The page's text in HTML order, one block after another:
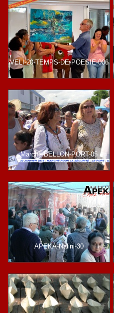
VELI-20-TEMPS-DE-POESIE-006
Marche-BELLON-PORT-05
APEKA-Nalini-30